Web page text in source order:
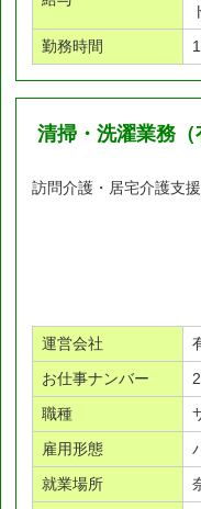
勤務時間
清掃・洗濯業務（
訪問介護・居宅介護支
運営会社
お仕事ナンバー
職種
雇用形態
就業場所